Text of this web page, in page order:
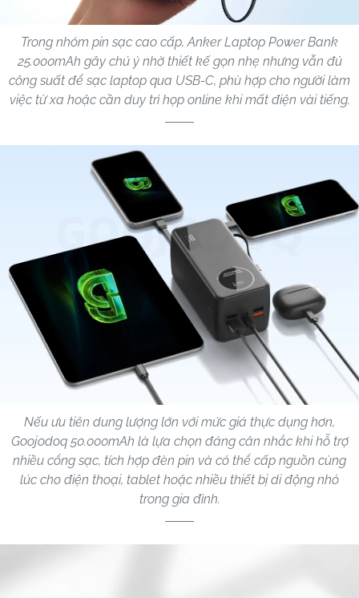
Trong nhóm pin sạc cao cấp, Anker Laptop Power Bank
25.000mAh gây chú ý nhờ thiết kế gọn nhẹ nhưng vẫn đủ
công suất để sạc laptop qua USB-C, phù hợp cho người làm
việc từ xa hoặc cần duy trì họp online khi mất điện vài tiếng.
Nếu ưu tiên dung lượng lớn với mức giá thực dụng hơn,
Goojodoq 50.000mAh là lựa chọn đáng cân nhắc khi hỗ trợ
nhiều cổng sạc, tích hợp đèn pin và có thể cấp nguồn cùng
lúc cho điện thoại, tablet hoặc nhiều thiết bị di động nhỏ
trong gia đình.